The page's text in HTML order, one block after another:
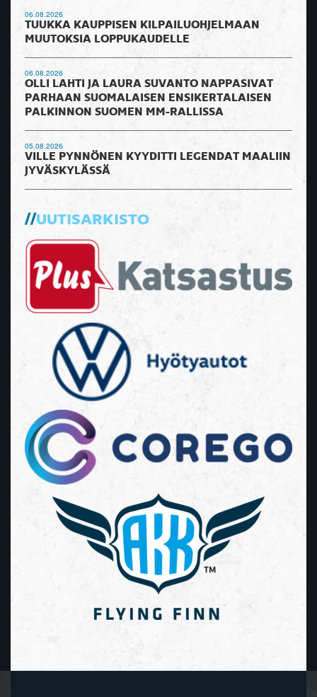
06.08.2026
TUUKKA KAUPPISEN KILPAILUOHJELMAAN
MUUTOKSIA LOPPUKAUDELLE
06.08.2026
OLLI LAHTI JA LAURA SUVANTO NAPPASIVAT
PARHAAN SUOMALAISEN ENSIKERTALAISEN
PALKINNON SUOMEN MM-RALLISSA
05.08.2026
VILLE PYNNÖNEN KYYDITTI LEGENDAT MAALIIN
JYVÄSKYLÄSSÄ
UUTISARKISTO